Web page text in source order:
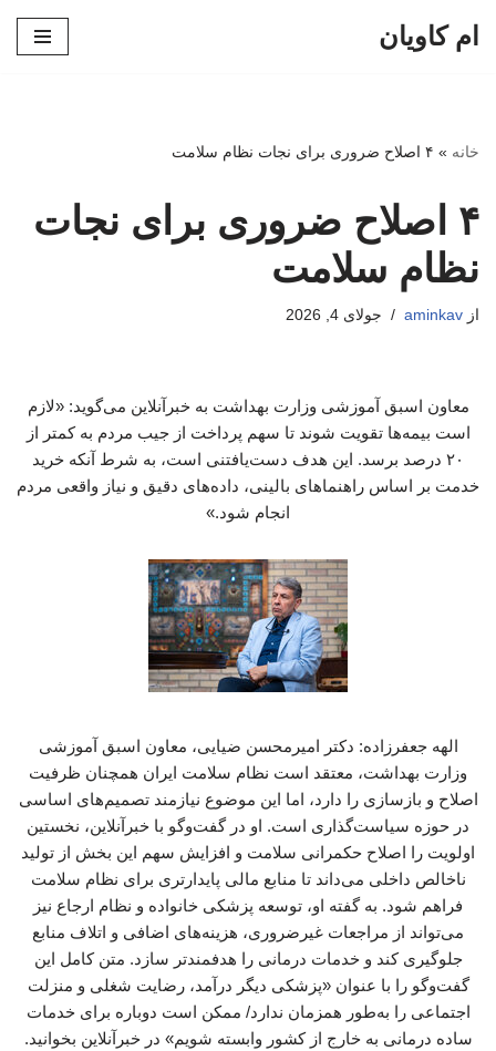
ام کاویان
خانه » ۴ اصلاح ضروری برای نجات نظام سلامت
۴ اصلاح ضروری برای نجات
نظام سلامت
از aminkav جولای 4, 2026
معاون اسبق آموزشی وزارت بهداشت به خبرآنلاین می‌گوید: «لازم
است بیمه‌ها تقویت شوند تا سهم پرداخت از جیب مردم به کمتر از
۲۰ درصد برسد. این هدف دست‌یافتنی است، به شرط آنکه خرید
خدمت بر اساس راهنماهای بالینی، داده‌های دقیق و نیاز واقعی مردم
انجام شود.»
الهه جعفرزاده: دکتر امیرمحسن ضیایی، معاون اسبق آموزشی
وزارت بهداشت، معتقد است نظام سلامت ایران همچنان ظرفیت
اصلاح و بازسازی را دارد، اما این موضوع نیازمند تصمیم‌های اساسی
در حوزه سیاست‌گذاری است. او در گفت‌وگو با خبرآنلاین، نخستین
اولویت را اصلاح حکمرانی سلامت و افزایش سهم این بخش از تولید
ناخالص داخلی می‌داند تا منابع مالی پایدارتری برای نظام سلامت
فراهم شود. به گفته او، توسعه پزشکی خانواده و نظام ارجاع نیز
می‌تواند از مراجعات غیرضروری، هزینه‌های اضافی و اتلاف منابع
جلوگیری کند و خدمات درمانی را هدفمندتر سازد. متن کامل این
گفت‌وگو را با عنوان «پزشکی دیگر درآمد، رضایت شغلی و منزلت
اجتماعی را به‌طور همزمان ندارد/ ممکن است دوباره برای خدمات
ساده درمانی به خارج از کشور وابسته شویم» در خبرآنلاین بخوانید.